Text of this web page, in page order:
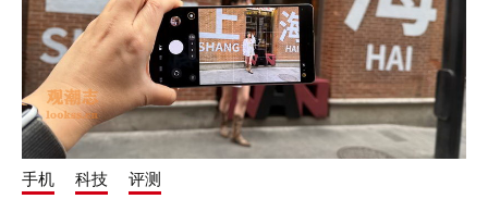
手机 科技 评测